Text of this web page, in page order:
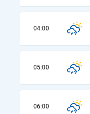
04:00
05:00
06:00